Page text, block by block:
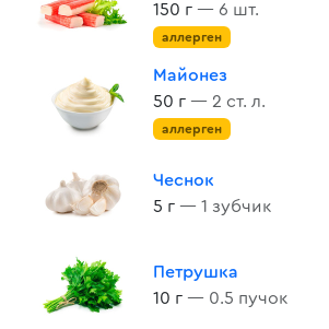
150 г — 6 шт.
аллерген
Майонез
50 г — 2 ст. л.
аллерген
Чеснок
5 г — 1 зубчик
Петрушка
10 г — 0.5 пучок